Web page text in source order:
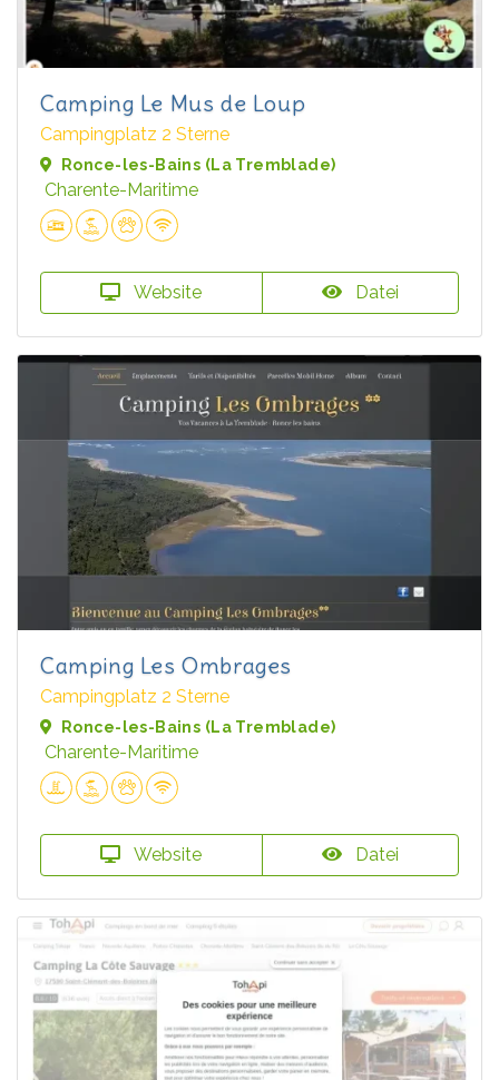
Camping Le Mus de Loup
Campingplatz 2 Sterne
Ronce-les-Bains (La Tremblade)
Charente-Maritime
Website Datei
Camping Les Ombrages
Campingplatz 2 Sterne
Ronce-les-Bains (La Tremblade)
Charente-Maritime
Website Datei